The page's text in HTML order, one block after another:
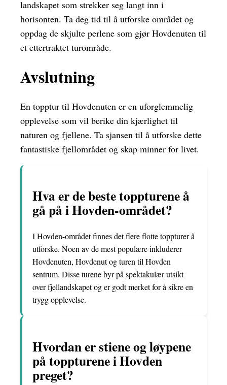
landskapet som strekker seg langt inn i
horisonten. Ta deg tid til å utforske området og
oppdag de skjulte perlene som gjør Hovdenuten til
et ettertraktet turområde.
Avslutning
En topptur til Hovdenuten er en uforglemmelig
opplevelse som vil berike din kjærlighet til
naturen og fjellene. Ta sjansen til å utforske dette
fantastiske fjellområdet og skap minner for livet.
Hva er de beste toppturene å
gå på i Hovden-området?
I Hovden-området finnes det flere flotte toppturer å
utforske. Noen av de mest populære inkluderer
Hovdenuten, Hovdenut og turen til Hovden
sentrum. Disse turene byr på spektakulær utsikt
over fjellandskapet og er godt merket for å sikre en
trygg opplevelse.
Hvordan er stiene og løypene
på toppturene i Hovden
preget?